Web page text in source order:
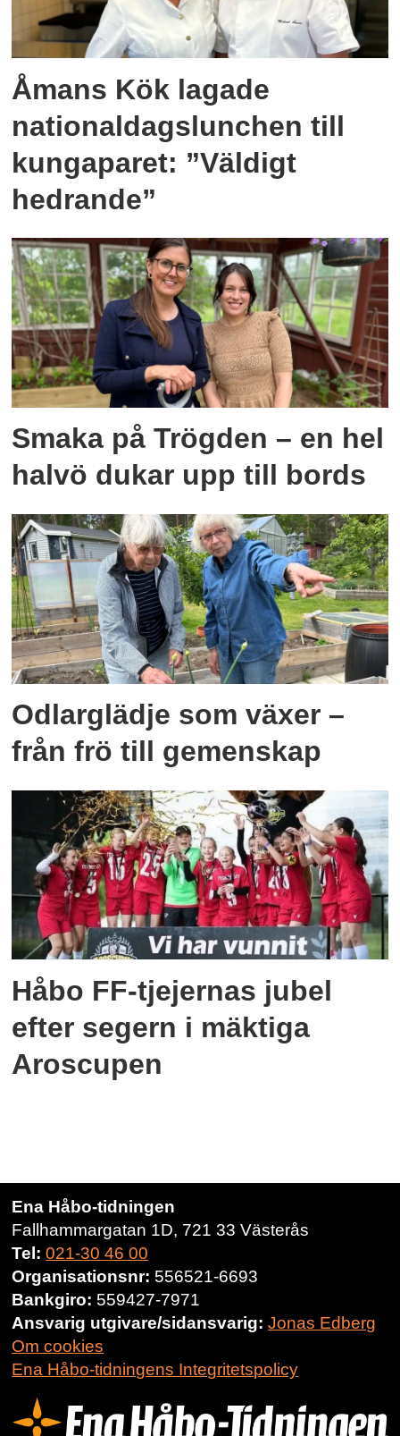
Åmans Kök lagade
nationaldagslunchen till
kungaparet: ”Väldigt
hedrande”
Smaka på Trögden – en hel
halvö dukar upp till bords
Odlarglädje som växer –
från frö till gemenskap
Håbo FF-tjejernas jubel
efter segern i mäktiga
Aroscupen
Ena Håbo-tidningen
Fallhammargatan 1D, 721 33 Västerås
Tel: 021-30 46 00
Organisationsnr: 556521-6693
Bankgiro: 559427-7971
Ansvarig utgivare/sidansvarig: Jonas Edberg
Om cookies
Ena Håbo-tidningens Integritetspolicy